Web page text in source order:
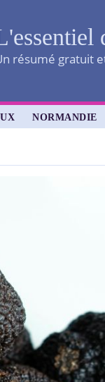
résumé gratuit
NORMANDIE